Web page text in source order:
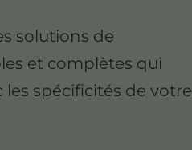
solutions de
et complètes qui
spécificités de votre